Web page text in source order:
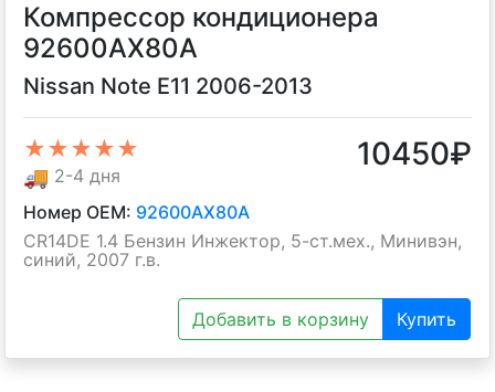
Компрессор кондиционера
92600AX80A
Nissan Note E11 2006-2013
★★★★★
🚚 2-4 дня
10450₽
Номер OEM: 92600AX80A
CR14DE 1.4 Бензин Инжектор, 5-ст.мех., Минивэн,
синий, 2007 г.в.
Добавить в корзину Купить